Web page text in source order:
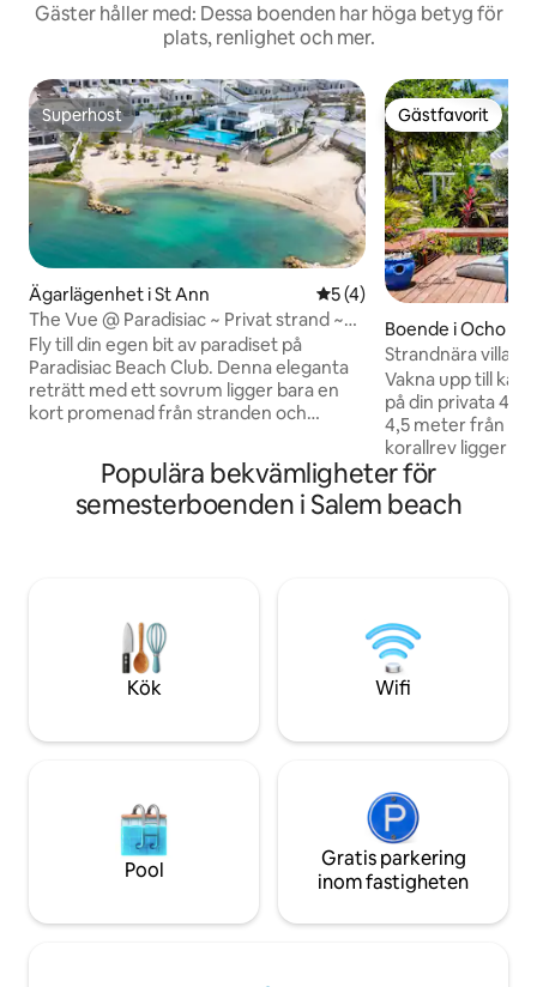
Gäster håller med: Dessa boenden har höga betyg för
plats, renlighet och mer.
Superhost
Superhost
Ägarlägenhet i St Ann 5 av 5 i genomsnittligt
5 (4)
The Vue @ Paradisiac ~ Privat strand ~
Pool ~ Inhägnad
Fly till din egen bit av paradiset på
Paradisiac Beach Club. Denna eleganta
reträtt med ett sovrum ligger bara en
kort promenad från stranden och
avkoppling och bekvämlighet. Njut av
den mest fantastiska utsikten över
Karibiska havet i fjärran från denna
grannskap med säkerhet dygnet runt ✔︎
Tillgång till pool/strand ✔︎ Gratis
parkering på plats ✔︎︎ Fullt
luftkonditionerat
Gästfavorit
Gästfavorit
Boende i Ocho
Strandnära villa
Ocho Rios
Vakna upp till
på din privata 4,5
4,5 meter från
korallrev ligger 7
paddelbräda
ytbehandling
måltiderna
smak Från jamaicansk jerk till
internationell mat
Populära bekvämligheter för
semesterboenden i Salem beach
Kök Wifi
Pool
Gratis parkering
inom fastigheten